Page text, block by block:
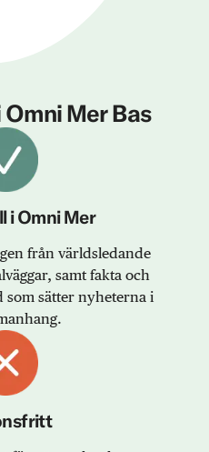
Mer Bas
i Omni Mer
från världsledande
samt fakta och
sätter nyheterna i